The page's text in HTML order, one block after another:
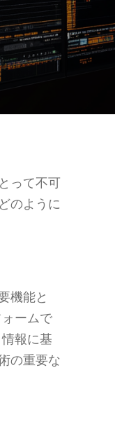
って不可
のように
機能と
ームで
報に基
の重要な